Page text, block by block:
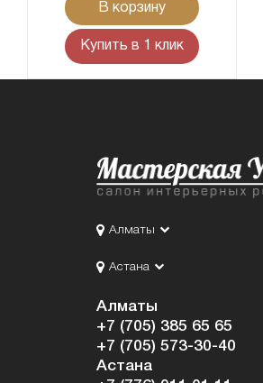
В корзину
Купить в 1 клик
Алматы
Астана
Алматы
+7 (705) 385 65 65
+7 (705) 573-30-40
Астана